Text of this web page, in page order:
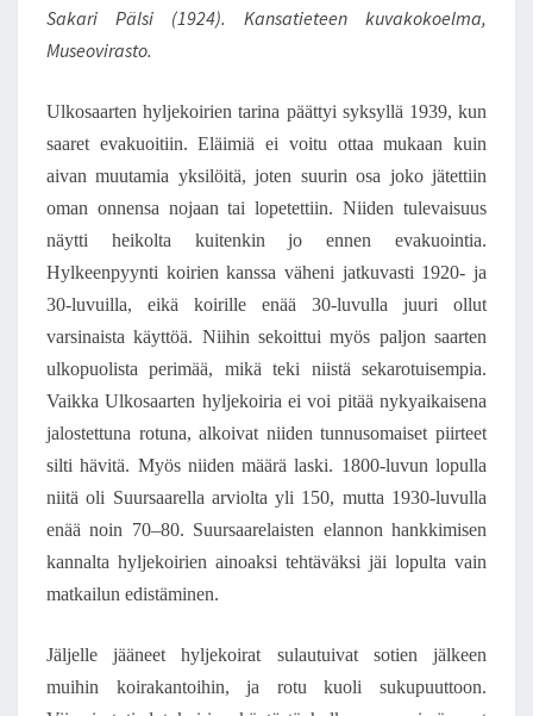
Sakari Pälsi (1924). Kansatieteen kuvakokoelma,
Museovirasto.
Ulkosaarten hyljekoirien tarina päättyi syksyllä 1939, kun
saaret evakuoitiin. Eläimiä ei voitu ottaa mukaan kuin
aivan muutamia yksilöitä, joten suurin osa joko jätettiin
oman onnensa nojaan tai lopetettiin. Niiden tulevaisuus
näytti heikolta kuitenkin jo ennen evakuointia.
Hylkeenpyynti koirien kanssa väheni jatkuvasti 1920- ja
30-luvuilla, eikä koirille enää 30-luvulla juuri ollut
varsinaista käyttöä. Niihin sekoittui myös paljon saarten
ulkopuolista perimää, mikä teki niistä sekarotuisempia.
Vaikka Ulkosaarten hyljekoiria ei voi pitää nykyaikaisena
jalostettuna rotuna, alkoivat niiden tunnusomaiset piirteet
silti hävitä. Myös niiden määrä laski. 1800-luvun lopulla
niitä oli Suursaarella arviolta yli 150, mutta 1930-luvulla
enää noin 70–80. Suursaarelaisten elannon hankkimisen
kannalta hyljekoirien ainoaksi tehtäväksi jäi lopulta vain
matkailun edistäminen.
Jäljelle jääneet hyljekoirat sulautuivat sotien jälkeen
muihin koirakantoihin, ja rotu kuoli sukupuuttoon.